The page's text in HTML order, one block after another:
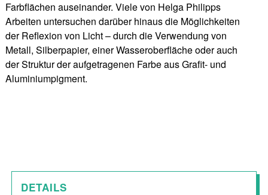
Farbflächen auseinander. Viele von Helga Philipps
Arbeiten untersuchen darüber hinaus die Möglichkeiten
der Reflexion von Licht – durch die Verwendung von
Metall, Silberpapier, einer Wasseroberfläche oder auch
der Struktur der aufgetragenen Farbe aus Grafit- und
Aluminiumpigment.
DETAILS